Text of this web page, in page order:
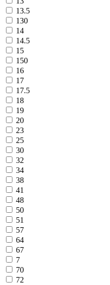
13.5
130
14
14.5
15
150
16
17
17.5
18
19
20
23
25
30
32
34
38
41
48
50
51
57
64
67
7
70
72